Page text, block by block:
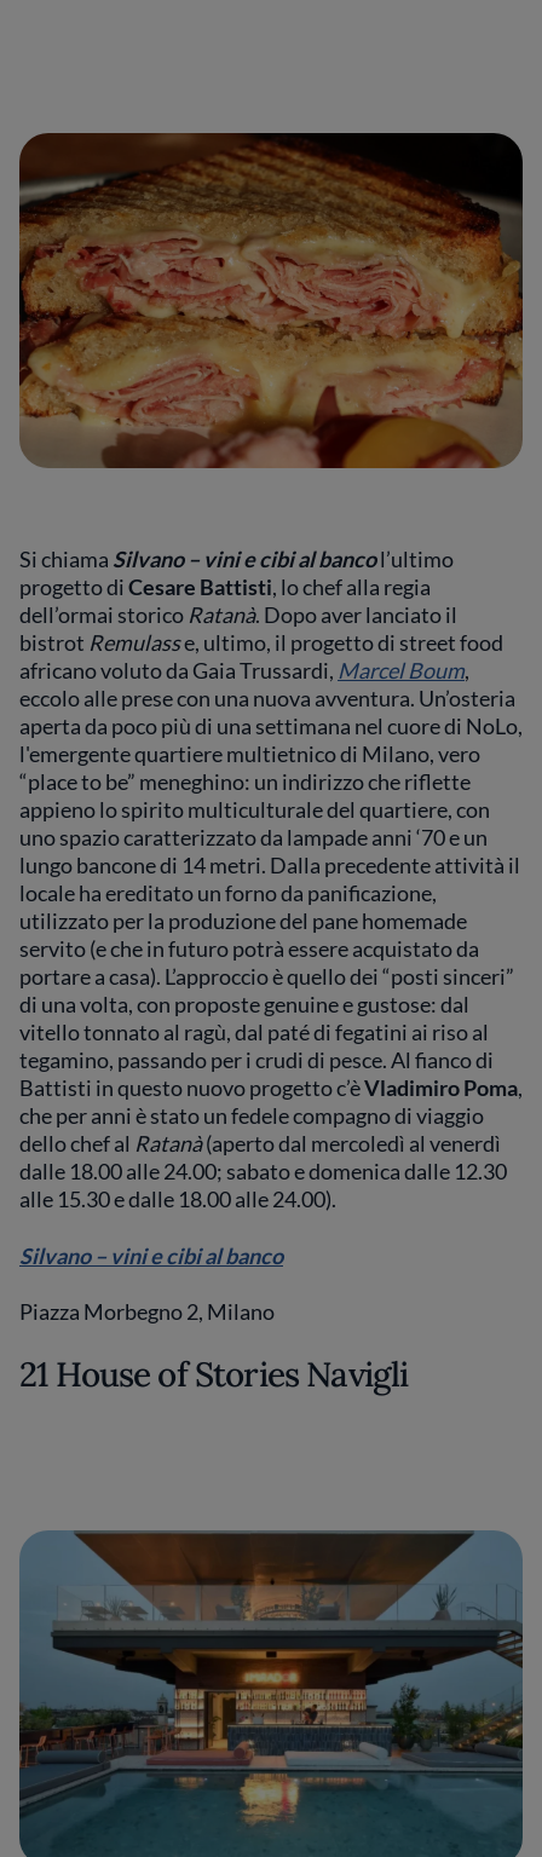
Si chiama Silvano – vini e cibi al bancol’ultimo
progetto diCesare Battisti, lo chef alla regia
dell’ormai storico Ratanà. Dopo aver lanciato il
bistrot Remulasse, ultimo, il progetto di street food
africano voluto da Gaia Trussardi, Marcel Boum,
eccolo alle prese con una nuova avventura. Un’osteria
aperta da poco più di una settimana nel cuore di NoLo,
l'emergente quartiere multietnico di Milano, vero
“place to be” meneghino: un indirizzo che riflette
appieno lo spirito multiculturale del quartiere, con
uno spazio caratterizzato da lampade anni ‘70 e un
lungo bancone di 14 metri. Dalla precedente attività il
locale ha ereditato un forno da panificazione,
utilizzato per la produzione del pane homemade
servito (e che in futuro potrà essere acquistato da
portare a casa). L’approccio è quello dei “posti sinceri”
di una volta, con proposte genuine e gustose: dal
vitello tonnato al ragù, dal paté di fegatini ai riso al
tegamino, passando per i crudi di pesce. Al fianco di
Battisti in questo nuovo progetto c’èVladimiro Poma,
che per anni è stato un fedele compagno di viaggio
dello chef al Ratanà(aperto dal mercoledì al venerdì
dalle 18.00 alle 24.00; sabato e domenica dalle 12.30
alle 15.30 e dalle 18.00 alle 24.00).
Silvano – vini e cibi al banco
Piazza Morbegno 2, Milano
21 House of Stories Navigli